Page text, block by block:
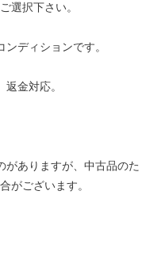
選択下さい。
ディションです。
金対応。
がありますが、中古品のた
がございます。